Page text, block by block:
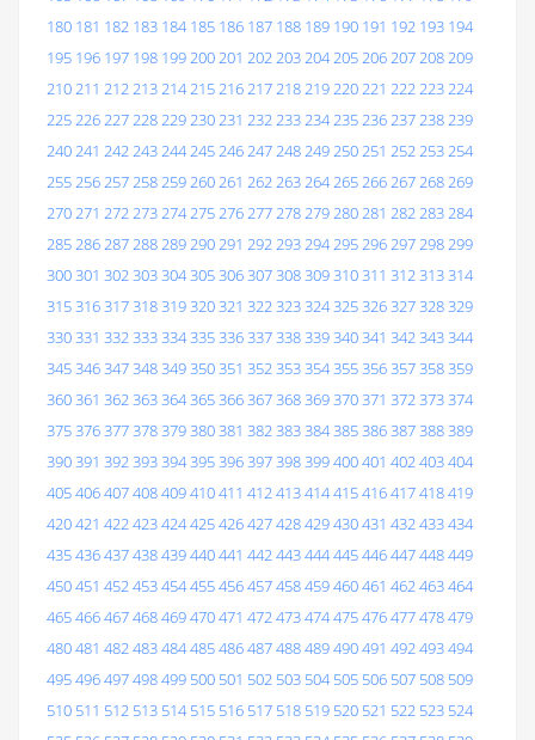
180 181 182 183 184 185 186 187 188 189 190 191 192 193 194
195 196 197 198 199200201 202203204205206207208209
210211 212213214215216217218219220221 222223224
225226227228229230231 232233234235236237238239
240241 242243244245246247248249250251 252253254
255256257258259260261 262263264265266267268269
270271 272273274275276277278279280281 282283284
285286287288289290291 292293294295296297298299
300301 302303304305306307308309310311 312313314
315316317318319320321 322323324325326327328329
330331 332333334335336337338339340341 342343344
345346347348349350351 352353354355356357358359
360361 362363364365366367368369370371 372373374
375376377378379380381 382383384385386387388389
390391 392393394395396397398399400401 402403404
405406407408409410411 412413414415416417418419
420421 422423424425426427428429430431 432433434
435436437438439440441 442443444445446447448449
450451 452453454455456457458459460461 462463464
465466467468469470471 472473474475476477478479
480481 482483484485486487488489490491 492493494
495496497498499 500 501 502 503 504 505 506 507 508 509
510 511 512 513 514 515 516 517 518 519 520 521 522 523 524